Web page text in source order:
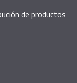
de productos